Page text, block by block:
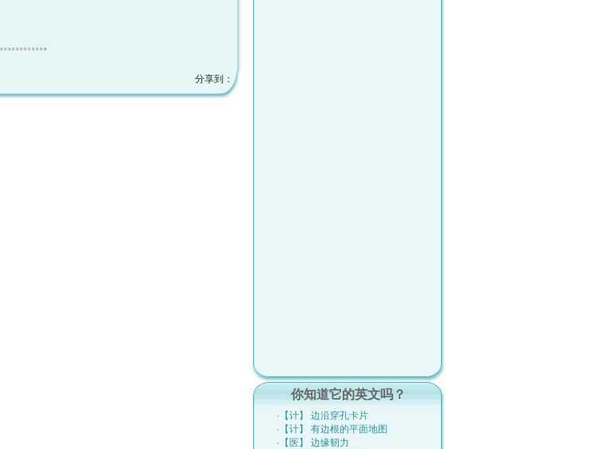
分享到：
你知道它的英文吗？
·【计】 边沿穿孔卡片
·【计】 有边根的平面地图
·【医】 边缘韧力